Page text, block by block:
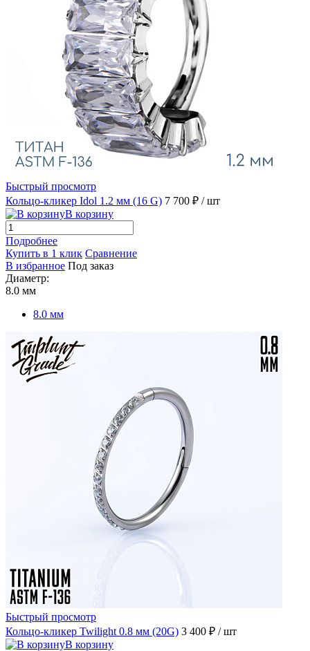
Быстрый просмотр
Кольцо-кликер Idol 1.2 мм (16 G) 7 700 ₽ / шт
В корзину
Подробнее
Купить в 1 клик Сравнение
В избранное Под заказ
Диаметр:
8.0 мм
8.0 мм
Быстрый просмотр
Кольцо-кликер Twilight 0.8 мм (20G) 3 400 ₽ / шт
В корзину